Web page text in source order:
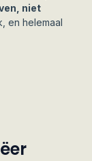
niet
en helemaal